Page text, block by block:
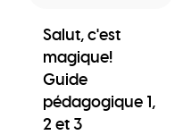
Salut, c'est
magique!
Guide
pédagogique 1,
2 et 3